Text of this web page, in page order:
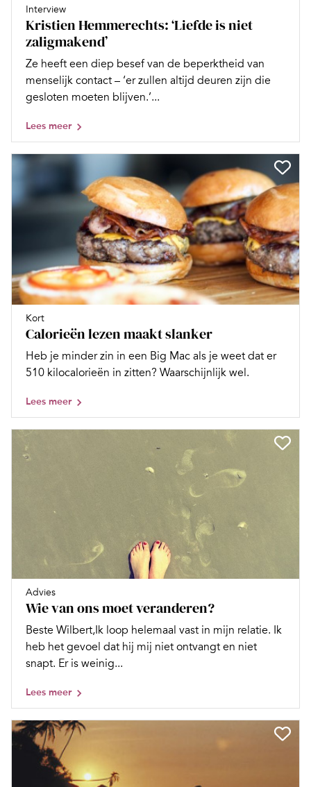
Interview
Kristien Hemmerechts: ‘Liefde is niet
zaligmakend’
Ze heeft een diep besef van de beperktheid van
menselijk contact – ‘er zullen altijd deuren zijn die
gesloten moeten blijven.’...
Lees meer
Kort
Calorieën lezen maakt slanker
Heb je minder zin in een Big Mac als je weet dat er
510 kilocalorieën in zitten? Waarschijnlijk wel.
Lees meer
Advies
Wie van ons moet veranderen?
Beste Wilbert,Ik loop helemaal vast in mijn relatie. Ik
heb het gevoel dat hij mij niet ontvangt en niet
snapt. Er is weinig...
Lees meer